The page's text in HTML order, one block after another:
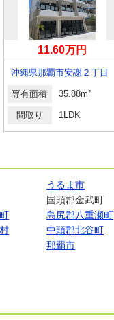
11.60万円
沖縄県那覇市安謝２丁目
専有面積 35.88m²
間取り 1LDK
うるま市
国頭郡金武町
島尻郡八重瀬町
中頭郡北谷町
那覇市